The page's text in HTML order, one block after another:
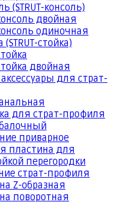
(STRUT-консоль)
двойная
одиночная
стойка)
двойная
для страт-
для страт-профиля
приварное
пластина для
перегородки
страт-профиля
Z-образная
поворотная